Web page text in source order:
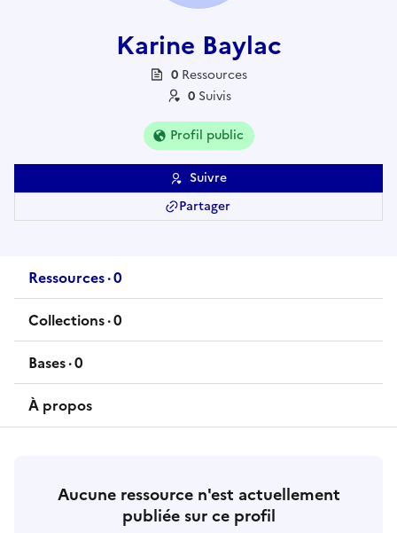
Karine Baylac
0 Ressources
0 Suivis
Profil public
Suivre
Partager
Ressources·0
ressources
Collections·0
collections
Bases·0
bases
À propos
Aucune ressource n'est actuellement
publiée sur ce profil